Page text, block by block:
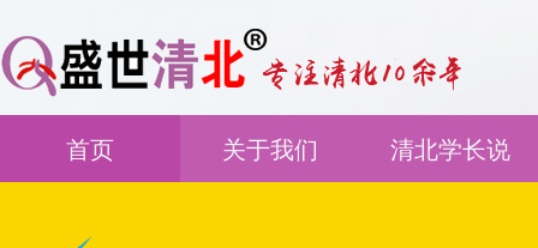
首页 关于我们 清北学长说